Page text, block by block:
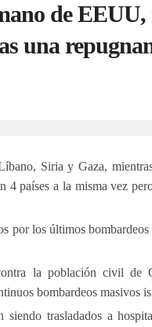
de EEUU,
una
Siria y Gaza,
países a la misma vez
por los últimos
la población civil de
bombardeos masivos
siendo trasladados a